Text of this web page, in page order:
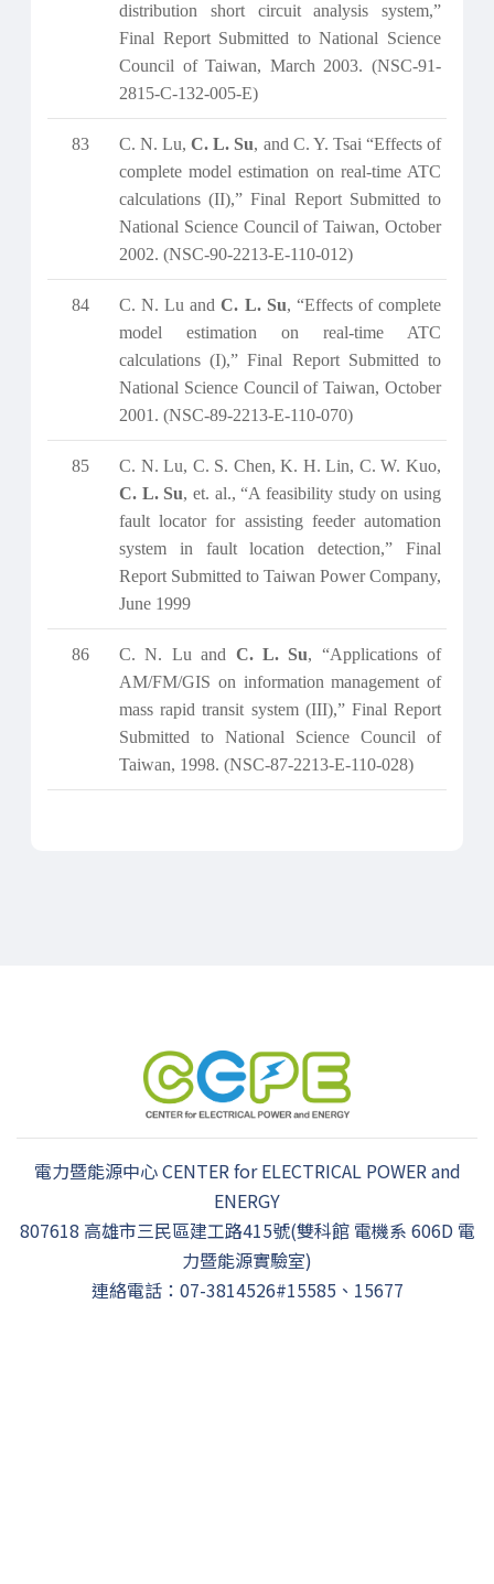
distribution short circuit analysis system,”
Final Report Submitted to National Science
Council of Taiwan, March 2003. (NSC-91-
2815-C-132-005-E)
83 C. N. Lu,C. L. Su, and C. Y. Tsai “Effects of
complete model estimation on real-time ATC
calculations (II),” Final Report Submitted to
National Science Council of Taiwan, October
2002. (NSC-90-2213-E-110-012)
84 C. N. Lu andC. L. Su, “Effects of complete
model estimation on real-time ATC
calculations (I),” Final Report Submitted to
National Science Council of Taiwan, October
2001. (NSC-89-2213-E-110-070)
85
C. N. Lu, C. S. Chen, K. H. Lin, C. W. Kuo,
C. L. Su, et. al., “A feasibility study on using
fault locator for assisting feeder automation
system in fault location detection,” Final
Report Submitted to Taiwan Power Company,
June 1999
86 C. N. Lu and C. L. Su, “Applications of
AM/FM/GIS on information management of
mass rapid transit system (III),” Final Report
Submitted to National Science Council of
Taiwan, 1998. (NSC-87-2213-E-110-028)
電力暨能源中心 CENTER for ELECTRICAL POWER and
ENERGY
807618 高雄市三民區建工路415號(雙科館 電機系 606D 電
力暨能源實驗室)
連絡電話：07-3814526#15585、15677